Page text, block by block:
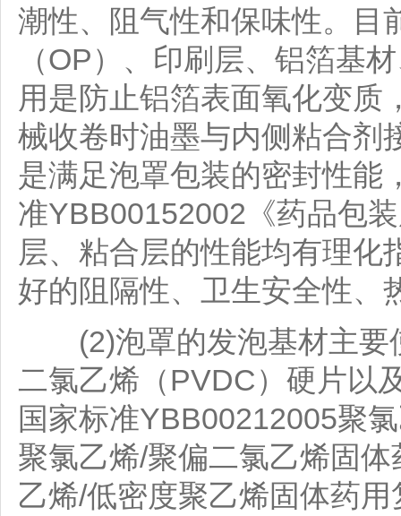
潮性、阻气性和保味性。目
（OP）、印刷层、铝箔基
用是防止铝箔表面氧化变质
械收卷时油墨与内侧粘合剂
是满足泡罩包装的密封性能
准YBB00152002《药品包
层、粘合层的性能均有理化
好的阻隔性、卫生安全性、
(2)泡罩的发泡基材主要
二氯乙烯（PVDC）硬片以
国家标准YBB00212005聚
聚氯乙烯/聚偏二氯乙烯固
乙烯/低密度聚乙烯固体药